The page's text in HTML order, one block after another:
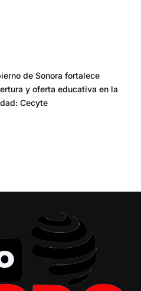
de Sonora fortalece
y oferta educativa en la
Cecyte